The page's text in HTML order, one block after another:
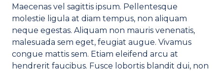
Maecenas vel sagittis ipsum. Pellentesque
molestie ligula at diam tempus, non aliquam
neque egestas. Aliquam non mauris venenatis,
malesuada sem eget, feugiat augue. Vivamus
congue mattis sem. Etiam eleifend arcu at
hendrerit faucibus. Fusce lobortis blandit dui, non